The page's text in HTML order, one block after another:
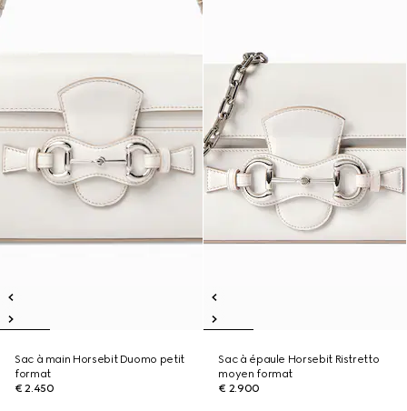
Sac à main Horsebit Duomo petit
format
€ 2.450
Sac à épaule Horsebit Ristretto
moyen format
€ 2.900